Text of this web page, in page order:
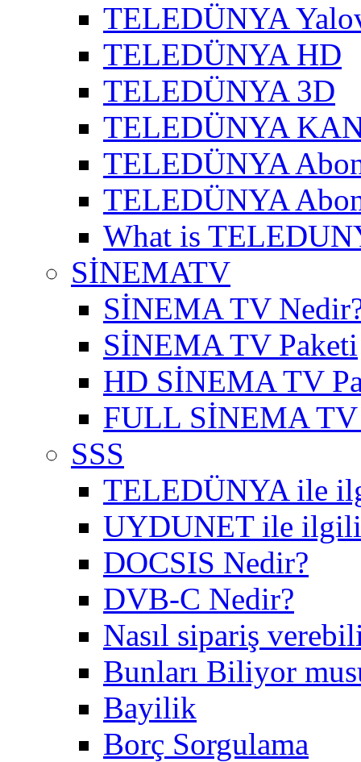
TELEDÜNYA
TELEDÜNYA HD
TELEDÜNYA 3D
TELEDÜNYA
TELEDÜNYA
TELEDÜNYA
What is
SİNEMATV
SİNEMA TV
SİNEMA TV Paketi
HD SİNEMA TV
FULL SİNEMA TV
SSS
TELEDÜNYA ile
UYDUNET ile ilgili
DOCSIS Nedir?
DVB-C Nedir?
Nasıl sipariş
Bunları Biliyor
Bayilik
Borç Sorgulama